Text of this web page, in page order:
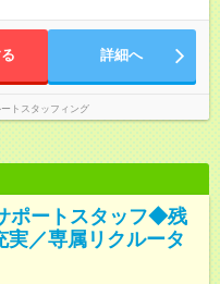
詳細へ
トスタッフィング
ポートスタッフ◆残
／専属リクルータ